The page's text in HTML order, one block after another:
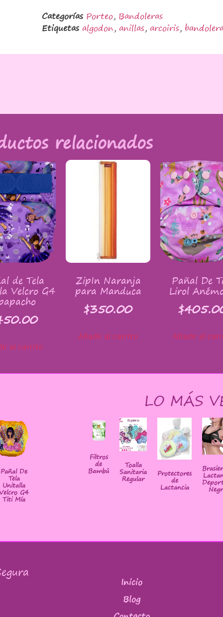
Categorías Porteo, Bandoleras
Etiquetas algodon,anillas,arcoiris,
relacionados
de Tela
Velcro G4
al carrito
ZipIn Naranja
para Manduca
$350.00
Añadir al carrito
Pañal De
Lirol
$
Añadir al
Pañal De
Tela
Unitalla
G4
Titi Mía
LO MÁS
Filtros
de
Bambú
Toalla
Sanitaria
Regular
Protectores
de
Lactancia
Inicio
Blog